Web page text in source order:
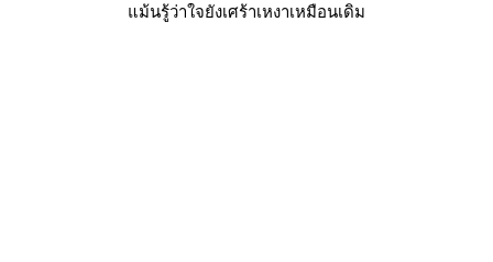
ม้นรู้ว่าใจยังเศร้าเหงาเหมือนเดิม